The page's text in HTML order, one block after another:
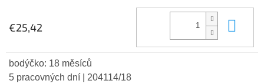
€25,42
bodýčko: 18 měsíců
5 pracovných dní
| 204114/18